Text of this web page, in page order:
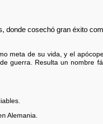
donde cosechó gran éxito
meta de su vida, y el
guerra. Resulta un nombre
Alemania.